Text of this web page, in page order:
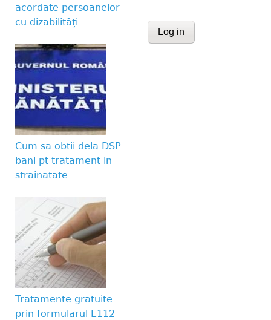
acordate persoanelor
cu dizabilități
Cum sa obtii dela DSP
bani pt tratament in
strainatate
Tratamente gratuite
prin formularul E112
CAPTCHA